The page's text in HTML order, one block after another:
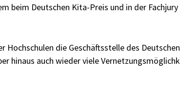
beim Deutschen Kita-Preis und in der
die Geschäftsstelle des
hinaus auch wieder viele